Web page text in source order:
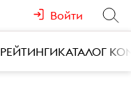
Войти
РЕЙТИНГИКАТАЛОГ